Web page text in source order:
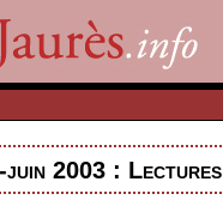
2003 : Lectures